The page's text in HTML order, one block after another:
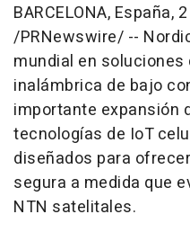
BARCELONA, España,
/PRNewswire/ --
mundial en
inalámbrica de bajo
importante expansión
tecnologías de IoT
diseñados para
segura a medida que
NTN satelitales.